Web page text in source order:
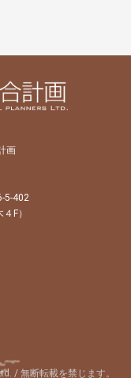
画
5-402
F）
/ 無断転載を禁じます。